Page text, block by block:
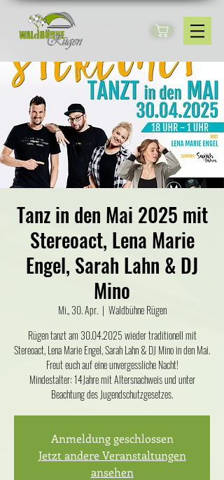
Tanz in den Mai 2025 mit
Stereoact, Lena Marie
Engel, Sarah Lahn & DJ
Mino
Mi., 30. Apr.
  |
Waldbühne Rügen
Rügen tanzt am 30.04.2025 wieder traditionell mit
Stereoact, Lena Marie Engel, Sarah Lahn & DJ Mino in den Mai.
Freut euch auf eine unvergessliche Nacht!
Mindestalter: 14Jahre mit Altersnachweis und unter
Beachtung des Jugendschutzgesetzes.
Anmeldung geschlossen
Jetzt andere Veranstaltungen
ansehen